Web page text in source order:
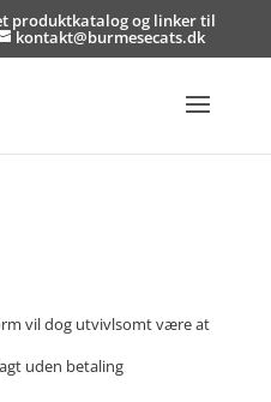
produktkatalog og linker til
kontakt@burmesecats.dk
vil dog utvivlsomt være at
uden betaling